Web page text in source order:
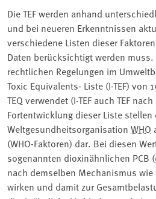
Die TEF werden anhand
und bei neueren Erkenntnissen
verschiedene Listen dieser
Daten berücksichtigt werden
rechtlichen Regelungen im
Toxic Equivalents- Liste (I-TEF) von
TEQ verwendet (I-TEF auch TEF
Fortentwicklung dieser Liste stellen
Weltgesundheitsorganisation WHO
(WHO-Faktoren) dar. Bei diesen
sogenannten dioxinähnlichen ⁠PCB (
nach demselben Mechanismus wie
wirken und damit zur